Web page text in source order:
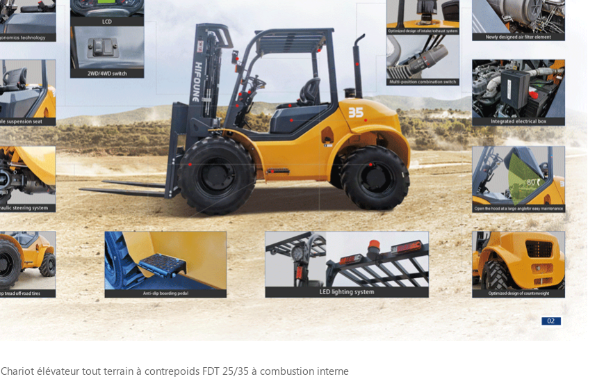
Chariot élévateur tout terrain à contrepoids FDT 25/35 à combustion interne